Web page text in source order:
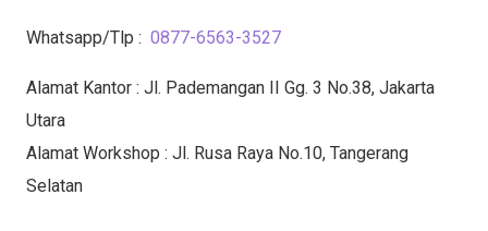
Whatsapp/Tlp : 0877-6563-3527
Alamat Kantor : Jl. Pademangan II Gg. 3 No.38, Jakarta
Utara
Alamat Workshop : Jl. Rusa Raya No.10, Tangerang
Selatan